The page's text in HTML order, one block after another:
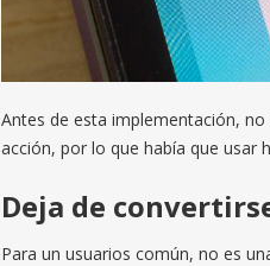
Antes de esta implementación,
acción, por lo que había que usar
Deja de
Para un usuarios común, no es